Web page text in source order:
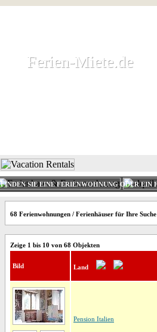
Ferien-Miete.de
Ferien-Miete.de
FINDEN SIE EINE FERIENWOHNUNG ODER EIN
68 Ferienwohnungen / Ferienhäuser für Ihre
Zeige 1 bis 10 von 68 Objekten
Bild Land
Pension Italien